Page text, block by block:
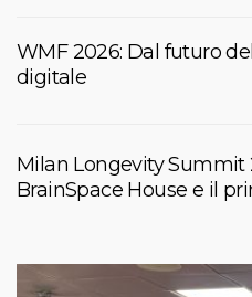
WMF 2026: Dal futuro
digitale
Milan Longevity Summit
BrainSpace House e il